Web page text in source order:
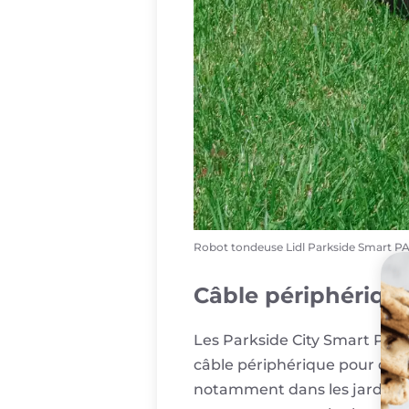
Robot tondeuse Lidl Parkside Smart
Câble
Les Parkside City Smart
câble périphérique pour
notamment dans les jardins